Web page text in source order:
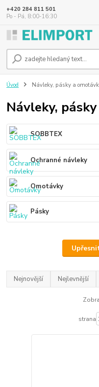
+420 284 811 501
Po - Pá, 8:00-16:30
Úvod Návleky, pásky a
Návleky,
SOBBTEX
Ochranné návleky
Omotávky
Pásky
Nejnovější Nejlevnější
strana